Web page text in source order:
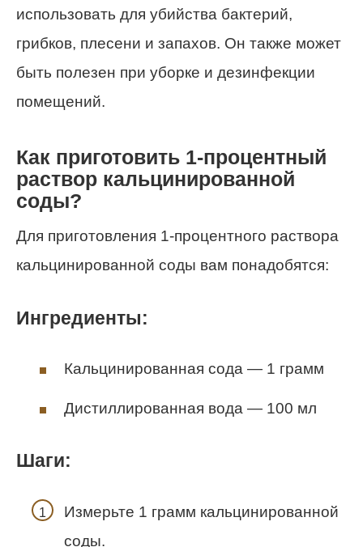
использовать для убийства бактерий,
грибков, плесени и запахов. Он также может
быть полезен при уборке и дезинфекции
помещений.
Как приготовить 1-процентный
раствор кальцинированной
соды?
Для приготовления 1-процентного раствора
кальцинированной соды вам понадобятся:
Ингредиенты:
Кальцинированная сода — 1 грамм
Дистиллированная вода — 100 мл
Шаги:
Измерьте 1 грамм кальцинированной
соды.